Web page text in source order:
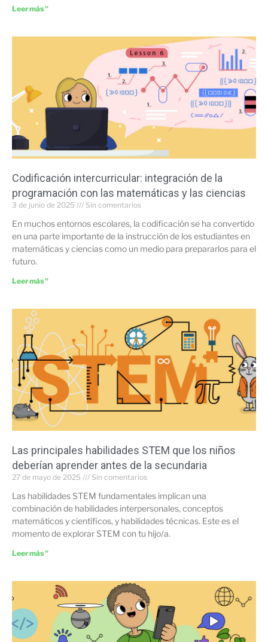
Leer más "
Codificación intercurricular: integración de la
programación con las matemáticas y las ciencias
3 de junio de 2025 Sin comentarios
En muchos entornos escolares, la codificación se ha convertido
en una parte importante de la instrucción de los estudiantes en
matemáticas y ciencias como un medio para prepararlos para el
futuro.
Leer más "
Las principales habilidades STEM que los niños
deberían aprender antes de la secundaria
27 de mayo de 2025 Sin comentarios
Las habilidades STEM fundamentales implican una
combinación de habilidades interpersonales, conceptos
matemáticos y científicos, y habilidades técnicas. Este es el
momento de explorar STEM con tu hijo/a.
Leer más "